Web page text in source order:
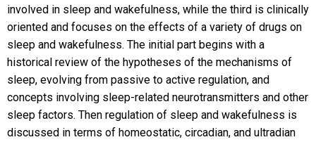
involved in sleep and wakefulness, while the third is clinically
oriented and focuses on the effects of a variety of drugs on
sleep and wakefulness. The initial part begins with a
historical review of the hypotheses of the mechanisms of
sleep, evolving from passive to active regulation, and
concepts involving sleep-related neurotransmitters and other
sleep factors. Then regulation of sleep and wakefulness is
discussed in terms of homeostatic, circadian, and ultradian